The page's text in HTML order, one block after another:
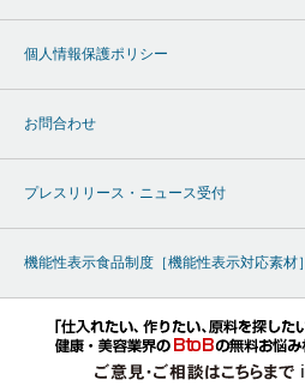
個人情報保護ポリシー
お問合わせ
プレスリリース・ニュース受付
機能性表示食品制度［機能性表示対応素材］